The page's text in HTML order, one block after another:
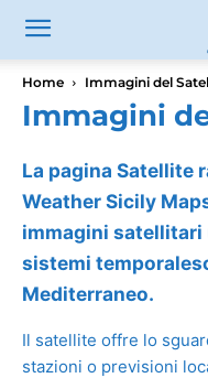
Home Immagini del
Immagini
La pagina Satellite
Weather Sicily
immagini
sistemi
Mediterraneo.
Il satellite offre lo
stazioni o previsioni